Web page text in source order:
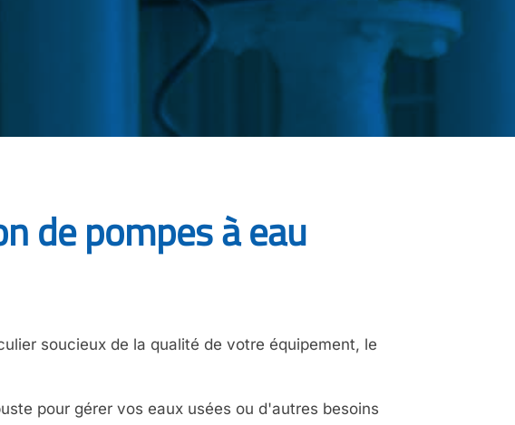
de pompes à eau
soucieux de la qualité de votre équipement, le
pour gérer vos eaux usées ou d'autres besoins